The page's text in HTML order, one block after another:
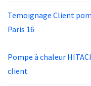
Temoignage Client
Paris 16
Pompe à chaleur
client